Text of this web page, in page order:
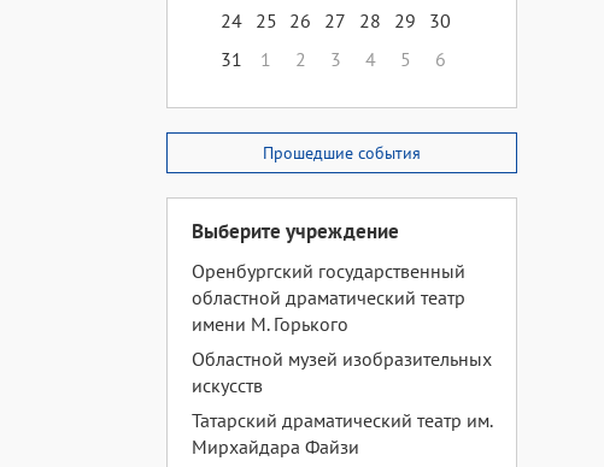
24 25 26 27 28 29
30
31
1 2 3 4 5 6
Прошедшие события
Выберите учреждение
Оренбургский государственный
областной драматический театр
имени М. Горького
Областной музей изобразительных
искусств
Татарский драматический театр им.
Мирхайдара Файзи